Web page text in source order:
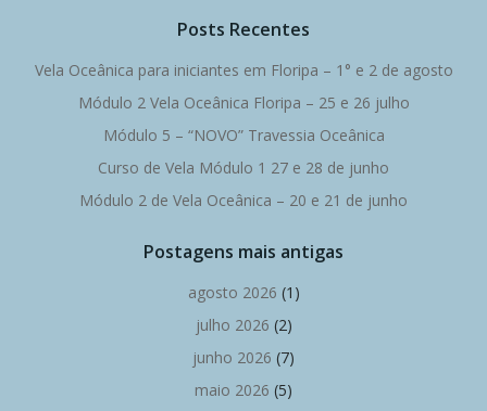
Posts Recentes
Vela Oceânica para iniciantes em Floripa – 1° e 2 de agosto
Módulo 2 Vela Oceânica Floripa – 25 e 26 julho
Módulo 5 – “NOVO” Travessia Oceânica
Curso de Vela Módulo 1 27 e 28 de junho
Módulo 2 de Vela Oceânica – 20 e 21 de junho
Postagens mais antigas
agosto 2026 (1)
julho 2026 (2)
junho 2026 (7)
maio 2026 (5)